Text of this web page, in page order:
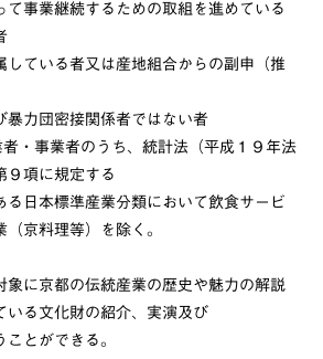
事業継続するための取組を進めている
ている者又は産地組合からの副申（推
力団密接関係者ではない者
者のうち、統計法（平成１９年法
９項に規定する
標準産業分類において飲食サービ
京料理等）を除く。
に京都の伝統産業の歴史や魅力の解説
いる文化財の紹介、実演及び
ができる。